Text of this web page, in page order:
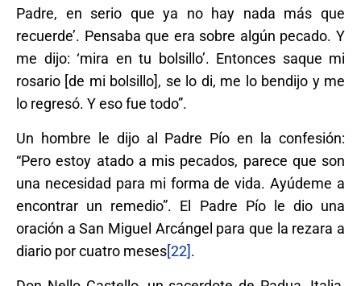
Padre, en serio que ya no hay nada más que
recuerde’. Pensaba que era sobre algún pecado. Y
me dijo: ‘mira en tu bolsillo’. Entonces saque mi
rosario [de mi bolsillo], se lo di, me lo bendijo y me
lo regresó. Y eso fue todo”.
Un hombre le dijo al Padre Pío en la confesión:
“Pero estoy atado a mis pecados, parece que son
una necesidad para mi forma de vida. Ayúdeme a
encontrar un remedio”. El Padre Pío le dio una
oración a San Miguel Arcángel para que la rezara a
diario por cuatro meses[22].